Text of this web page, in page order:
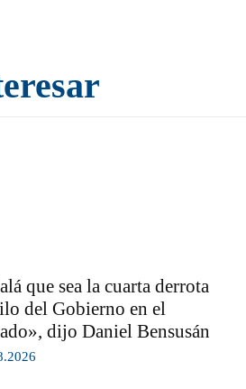
que sea la cuarta derrota
del Gobierno en el
dijo Daniel Bensusán